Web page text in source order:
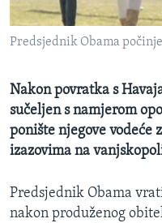
MAGAZIN
O GLASU AMERIKE
Learning English
PRATITE NAS
Jezici
Predsjednik Obama
Nakon povratka s
sučeljen s namjerom
ponište njegove vodeće
izazovima na
Predsjednik Obama
nakon produženog